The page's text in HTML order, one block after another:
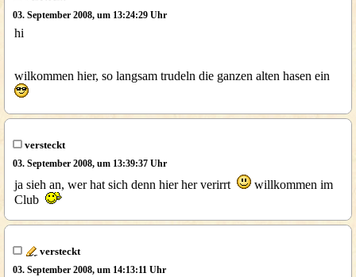
03. September 2008, um 13:24:29 Uhr
hi
wilkommen hier, so langsam trudeln die ganzen alten hasen ein
versteckt
03. September 2008, um 13:39:37 Uhr
ja sieh an, wer hat sich denn hier her verirrt
willkommen im
Club
versteckt
03. September 2008, um 14:13:11 Uhr